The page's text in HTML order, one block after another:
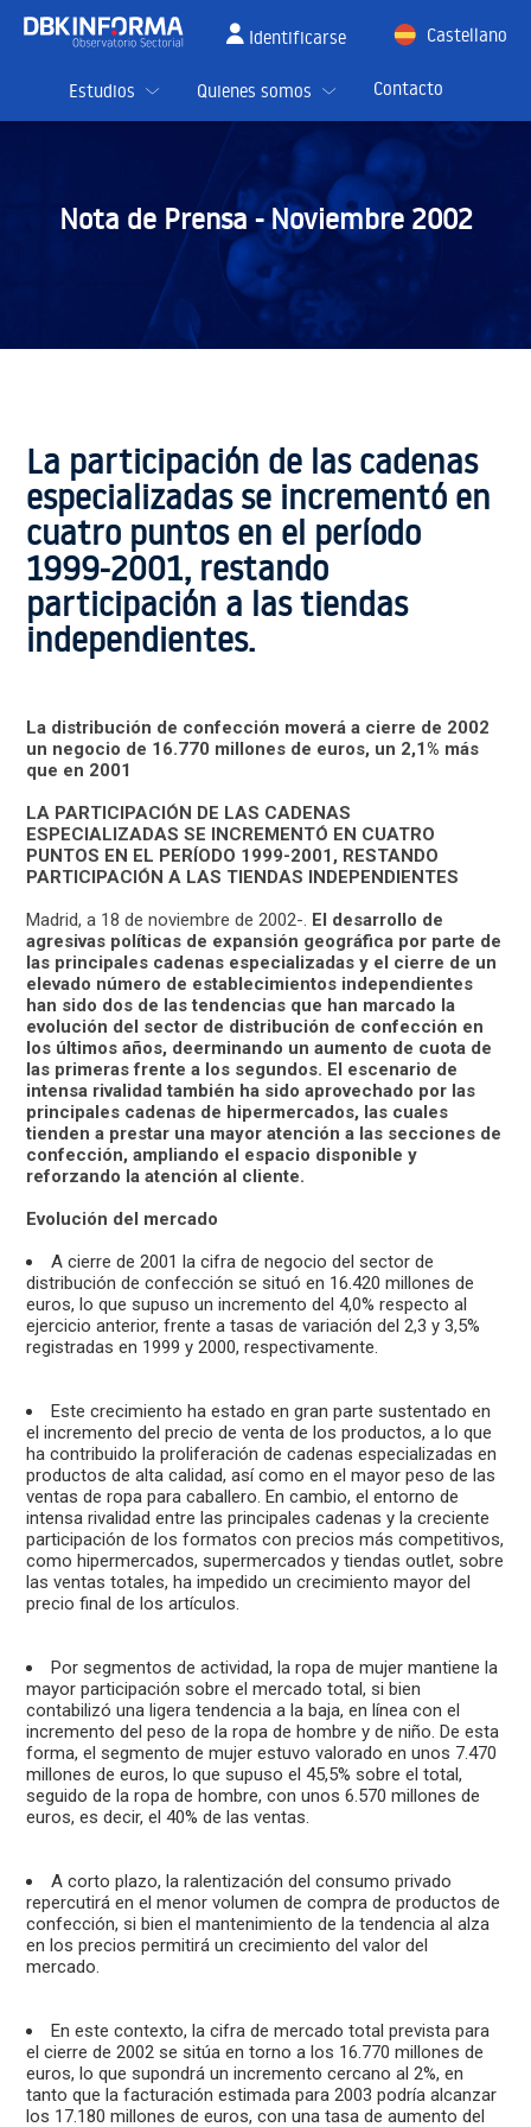
Identificarse
Castellano
Estudios
Quienes somos Contacto
Nota de Prensa -Noviembre 2002
La participación de las cadenas
especializadas se incrementó en
cuatro puntos en el período
1999-2001, restando
participación a las tiendas
independientes.
La distribución de confección moverá a cierre de 2002
un negocio de 16.770 millones de euros, un 2,1% más
que en 2001
LA PARTICIPACIÓN DE LAS CADENAS
ESPECIALIZADAS SE INCREMENTÓ EN CUATRO
PUNTOS EN EL PERÍODO 1999-2001, RESTANDO
PARTICIPACIÓN A LAS TIENDAS INDEPENDIENTES
Madrid, a 18 de noviembre de 2002-. El desarrollo de
agresivas políticas de expansión geográfica por parte de
las principales cadenas especializadas y el cierre de un
elevado número de establecimientos independientes
han sido dos de las tendencias que han marcado la
evolución del sector de distribución de confección en
los últimos años, deerminando un aumento de cuota de
las primeras frente a los segundos. El escenario de
intensa rivalidad también ha sido aprovechado por las
principales cadenas de hipermercados, las cuales
tienden a prestar una mayor atención a las secciones de
confección, ampliando el espacio disponible y
reforzando la atención al cliente.
Evolución del mercado
A cierre de 2001 la cifra de negocio del sector de
distribución de confección se situó en 16.420 millones de
euros, lo que supuso un incremento del 4,0% respecto al
ejercicio anterior, frente a tasas de variación del 2,3 y 3,5%
registradas en 1999 y 2000, respectivamente.
Este crecimiento ha estado en gran parte sustentado en
el incremento del precio de venta de los productos, a lo que
ha contribuido la proliferación de cadenas especializadas en
productos de alta calidad, así como en el mayor peso de las
ventas de ropa para caballero. En cambio, el entorno de
intensa rivalidad entre las principales cadenas y la creciente
participación de los formatos con precios más competitivos,
como hipermercados, supermercados y tiendas outlet, sobre
las ventas totales, ha impedido un crecimiento mayor del
precio final de los artículos.
Por segmentos de actividad, la ropa de mujer mantiene la
mayor participación sobre el mercado total, si bien
contabilizó una ligera tendencia a la baja, en línea con el
incremento del peso de la ropa de hombre y de niño. De esta
forma, el segmento de mujer estuvo valorado en unos 7.470
millones de euros, lo que supuso el 45,5% sobre el total,
seguido de la ropa de hombre, con unos 6.570 millones de
euros, es decir, el 40% de las ventas.
A corto plazo, la ralentización del consumo privado
repercutirá en el menor volumen de compra de productos de
confección, si bien el mantenimiento de la tendencia al alza
en los precios permitirá un crecimiento del valor del
mercado.
En este contexto, la cifra de mercado total prevista para
el cierre de 2002 se sitúa en torno a los 16.770 millones de
euros, lo que supondrá un incremento cercano al 2%, en
tanto que la facturación estimada para 2003 podría alcanzar
los 17.180 millones de euros, con una tasa de aumento del